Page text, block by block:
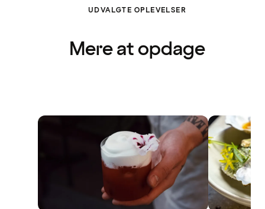
UDVALGTE OPLEVELSER
Mere at opdage